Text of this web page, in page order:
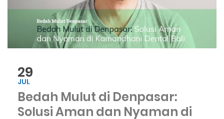
29
JUL
Bedah Mulut di Denpasar:
Solusi Aman dan Nyaman di